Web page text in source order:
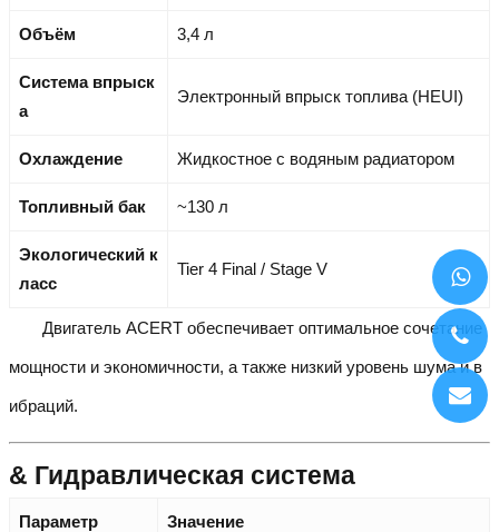
Объём 3,4 л
Система впрыск
а
Электронный впрыск топлива (HEUI)
Охлаждение Жидкостное с водяным радиатором
Топливный бак ~130 л
Экологический к
ласс
Tier 4 Final / Stage V
Двигатель ACERT обеспечивает оптимальное сочетание
мощности и экономичности, а также низкий уровень шума и в
ибраций.
& Гидравлическая система
Параметр Значение